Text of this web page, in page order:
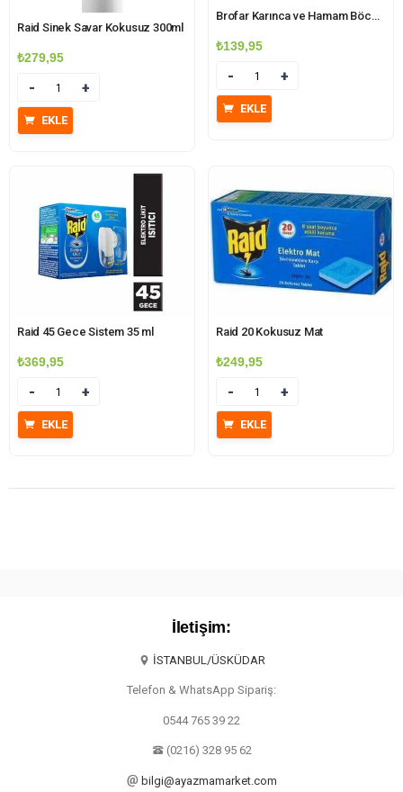
Raid Sinek Savar Kokusuz 300ml
₺279,95
Miktar
EKLE
Brofar Karınca ve Hamam Böceği Yemi 2 Adet
₺139,95
Miktar
EKLE
Raid 45 Gece Sistem 35 ml
₺369,95
Miktar
EKLE
Raid 20 Kokusuz Mat
₺249,95
Miktar
EKLE
İletişim:
İSTANBUL/ÜSKÜDAR
Telefon & WhatsApp Sipariş:
0544 765 39 22
(0216) 328 95 62
bilgi@ayazmamarket.com